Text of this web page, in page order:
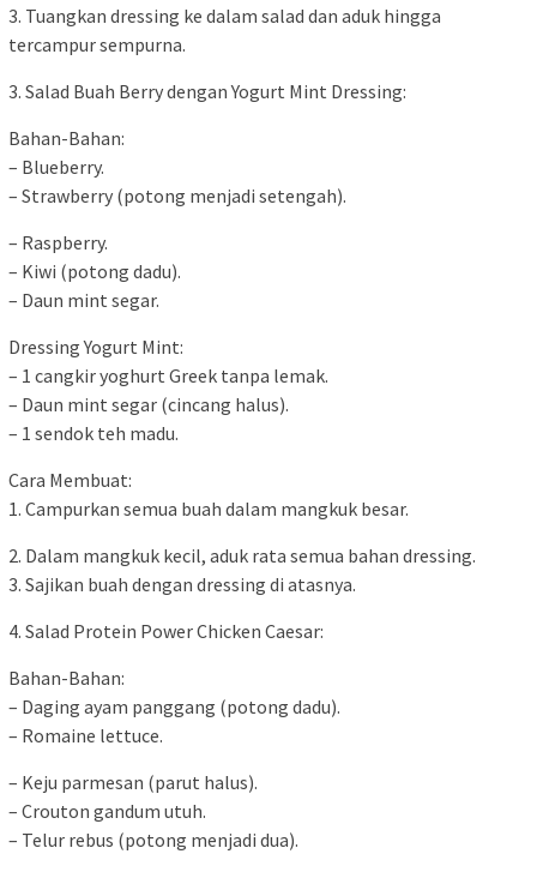
3. Tuangkan dressing ke dalam salad dan aduk hingga
tercampur sempurna.
3. Salad Buah Berry dengan Yogurt Mint Dressing:
Bahan-Bahan:
– Blueberry.
– Strawberry (potong menjadi setengah).
– Raspberry.
– Kiwi (potong dadu).
– Daun mint segar.
Dressing Yogurt Mint:
– 1 cangkir yoghurt Greek tanpa lemak.
– Daun mint segar (cincang halus).
– 1 sendok teh madu.
Cara Membuat:
1. Campurkan semua buah dalam mangkuk besar.
2. Dalam mangkuk kecil, aduk rata semua bahan dressing.
3. Sajikan buah dengan dressing di atasnya.
4. Salad Protein Power Chicken Caesar:
Bahan-Bahan:
– Daging ayam panggang (potong dadu).
– Romaine lettuce.
– Keju parmesan (parut halus).
– Crouton gandum utuh.
– Telur rebus (potong menjadi dua).